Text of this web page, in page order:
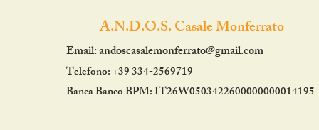
A.N.D.O.S. Casale Monferrato
Email:andoscasalemonferrato@gmail.com
Telefono: +39 334-2569719
Banca Banco BPM: IT26W0503422600000000014195